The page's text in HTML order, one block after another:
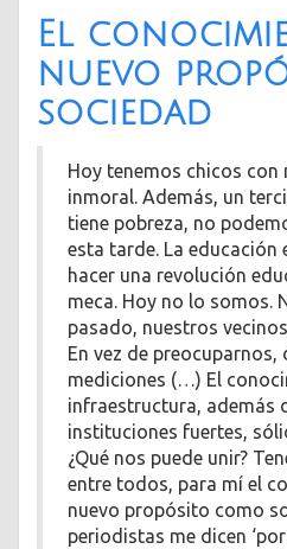
El
nuevo
sociedad
Hoy tenemos chicos con
inmoral. Además, un
tiene pobreza, no
esta tarde. La educación
hacer una revolución
meca. Hoy no lo somos.
pasado, nuestros
En vez de
mediciones (…) El
infraestructura, además
instituciones fuertes,
¿Qué nos puede unir?
entre todos, para mí el
nuevo propósito como
periodistas me dicen